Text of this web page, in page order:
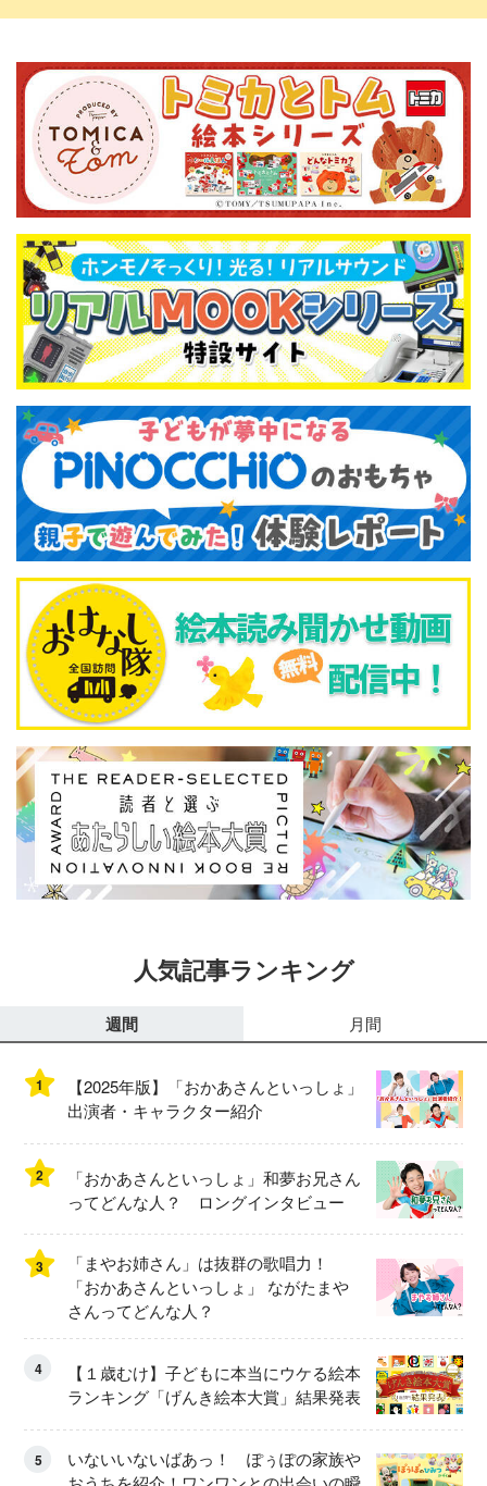
人気記事ランキング
週間 月間
1
【2025年版】「おかあさんといっしょ」
出演者・キャラクター紹介
2
「おかあさんといっしょ」和夢お兄さん
ってどんな人？ ロングインタビュー
3
「まやお姉さん」は抜群の歌唱力！
「おかあさんといっしょ」 ながたまや
さんってどんな人？
4
【１歳むけ】子どもに本当にウケる絵本
ランキング「げんき絵本大賞」結果発表
5
いないいないばあっ！ ぽぅぽの家族や